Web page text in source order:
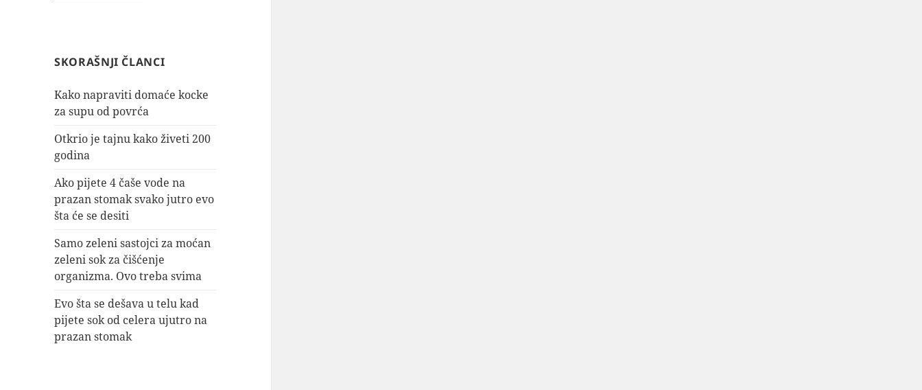
SKORAŠNJI ČLANCI
Kako napraviti domaće kocke
za supu od povrća
Otkrio je tajnu kako živeti 200
godina
Ako pijete 4 čaše vode na
prazan stomak svako jutro evo
šta će se desiti
Samo zeleni sastojci za moćan
zeleni sok za čišćenje
organizma. Ovo treba svima
Evo šta se dešava u telu kad
pijete sok od celera ujutro na
prazan stomak